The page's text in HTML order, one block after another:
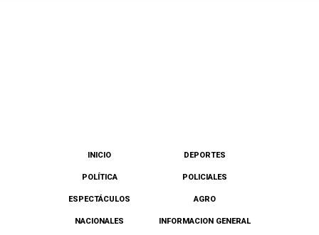
INICIO DEPORTES
POLÍTICA POLICIALES
ESPECTÁCULOS AGRO
NACIONALES INFORMACION GENERAL